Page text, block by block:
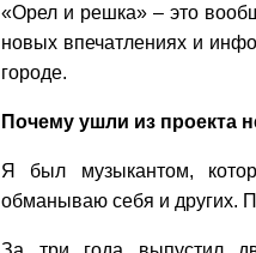
«Орел и решка» – это
новых впечатлениях и
городе.
Почему ушли из проекта
Я был музыкантом,
обманываю себя и других.